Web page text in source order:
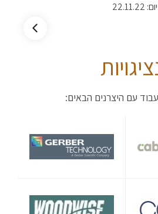
עם היצרנים הבאים: